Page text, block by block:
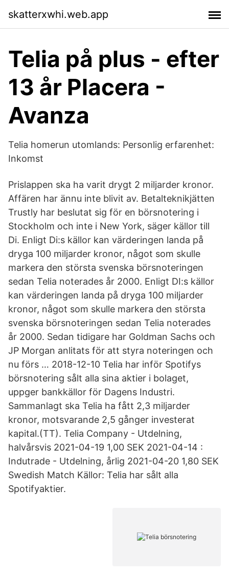
skatterxwhi.web.app
Telia på plus - efter
13 år Placera -
Avanza
Telia homerun utomlands: Personlig erfarenhet:
Inkomst
Prislappen ska ha varit drygt 2 miljarder kronor.
Affären har ännu inte blivit av. Betalteknikjätten
Trustly har beslutat sig för en börsnotering i
Stockholm och inte i New York, säger källor till
Di. Enligt Di:s källor kan värderingen landa på
dryga 100 miljarder kronor, något som skulle
markera den största svenska börsnoteringen
sedan Telia noterades år 2000. Enligt DI:s källor
kan värderingen landa på dryga 100 miljarder
kronor, något som skulle markera den största
svenska börsnoteringen sedan Telia noterades
år 2000. Sedan tidigare har Goldman Sachs och
JP Morgan anlitats för att styra noteringen och
nu förs … 2018-12-10 Telia har inför Spotifys
börsnotering sålt alla sina aktier i bolaget,
uppger bankkällor för Dagens Industri.
Sammanlagt ska Telia ha fått 2,3 miljarder
kronor, motsvarande 2,5 gånger investerat
kapital.(TT). Telia Company - Utdelning,
halvårsvis 2021-04-19 1,00 SEK 2021-04-14 :
Indutrade - Utdelning, årlig 2021-04-20 1,80 SEK
Swedish Match Källor: Telia har sålt alla
Spotifyaktier.